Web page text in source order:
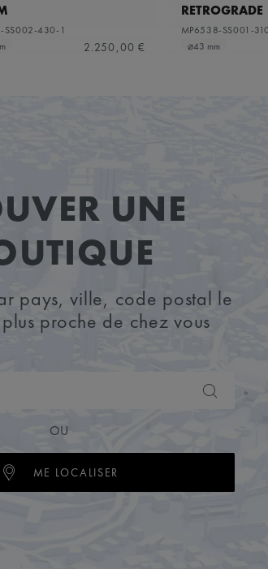
SS002-430-1
2.250,00 €
RETROGRADE
MP6538-SS001-
⌀43 mm
UNE
pays, ville, code postal le
proche de chez vous
OU
ME LOCALISER